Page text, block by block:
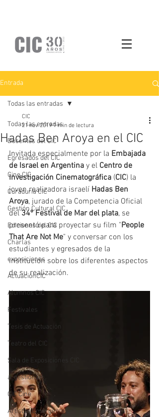
Entrada
Todas las entradas
Docentes del CIC
Egresados del CIC
Cine CIC
Curaduría CIC
Gestión Cultural CIC
Ediciones del CIC
Charlas
exposiciones
ActuaciónCIC
Alumnos CIC
Festivales
Tesis de Actuación
Teatro del CIC
Sala de Exposiciones CIC
a_gestionar!
CIC Cine
Artistas Emergentes
Todas las entradas
Hadas Ben Aroya en el CIC
CIC
21 nov 2019 1 min de lectura
Invitada especialmente por la Embajada
de Israel en Argentina y el Centro de
Investigación Cinematográfica (CIC) la
joven realizadora israelí Hadas Ben
Aroya, jurado de la Competencia Oficial
del 34º Festival de Mar del plata, se
presentó para proyectar su film "People
That Are Not Me" y conversar con los
estudiantes y egresados de la
institución sobre los diferentes aspectos
de su realización.